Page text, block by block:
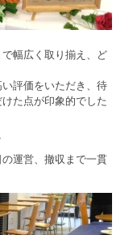
幅広く取り揃え、ど
い評価をいただき、待
た点が印象的でした
運営、撤収まで一貫